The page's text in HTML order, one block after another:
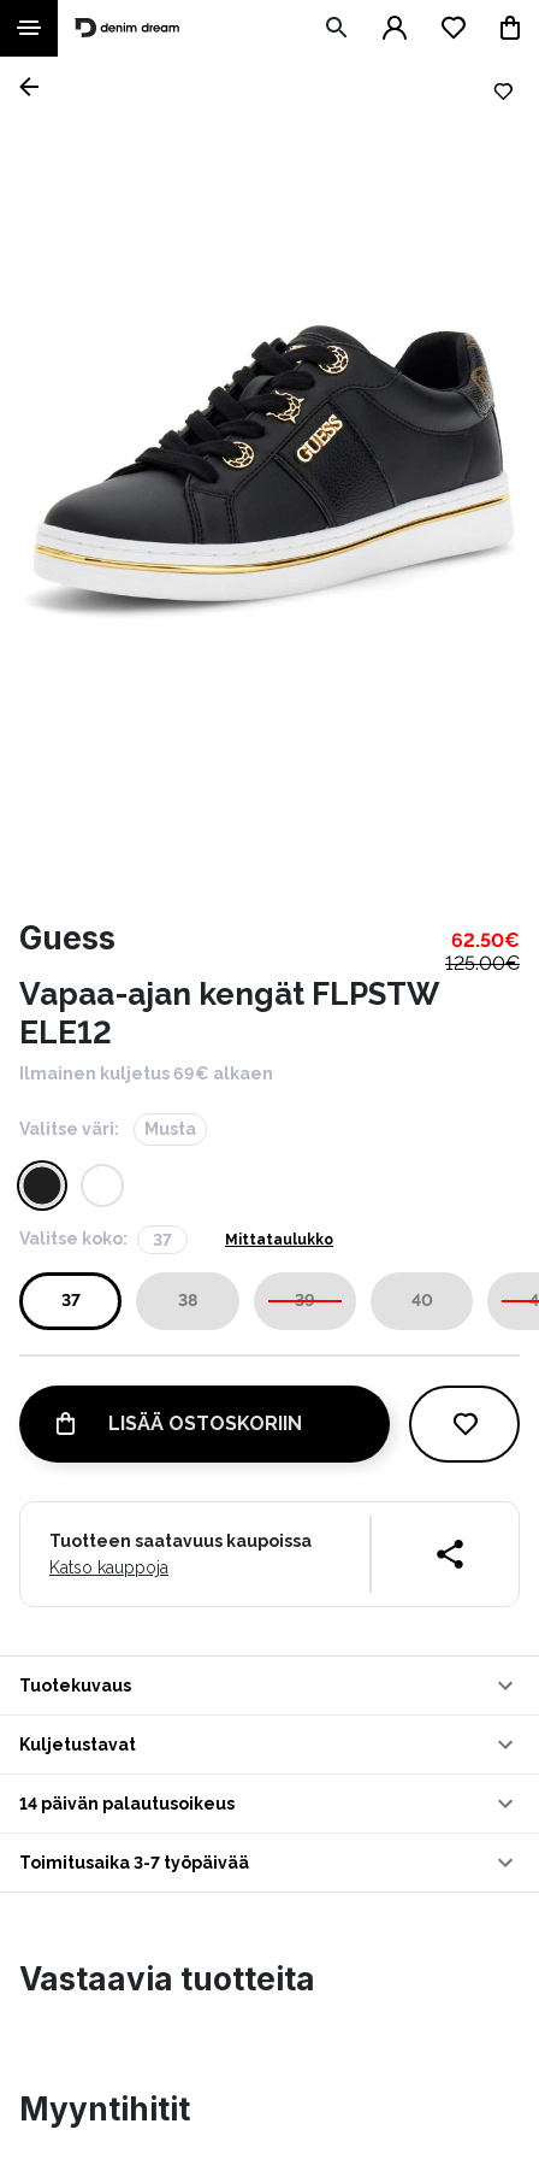
Guess 62.50€
125.00€
Vapaa-ajan kengät FLPSTW
ELE12
Ilmainen kuljetus 69€ alkaen
Valitse väri: Musta
Valitse koko: 37 Mittataulukko
37 38 39 40
LISÄÄ OSTOSKORIIN
Tuotteen saatavuus kaupoissa
Katso kauppoja
Tuotekuvaus
Kuljetustavat
14 päivän palautusoikeus
Toimitusaika 3-7 työpäivää
Vastaavia tuotteita
Myyntihitit